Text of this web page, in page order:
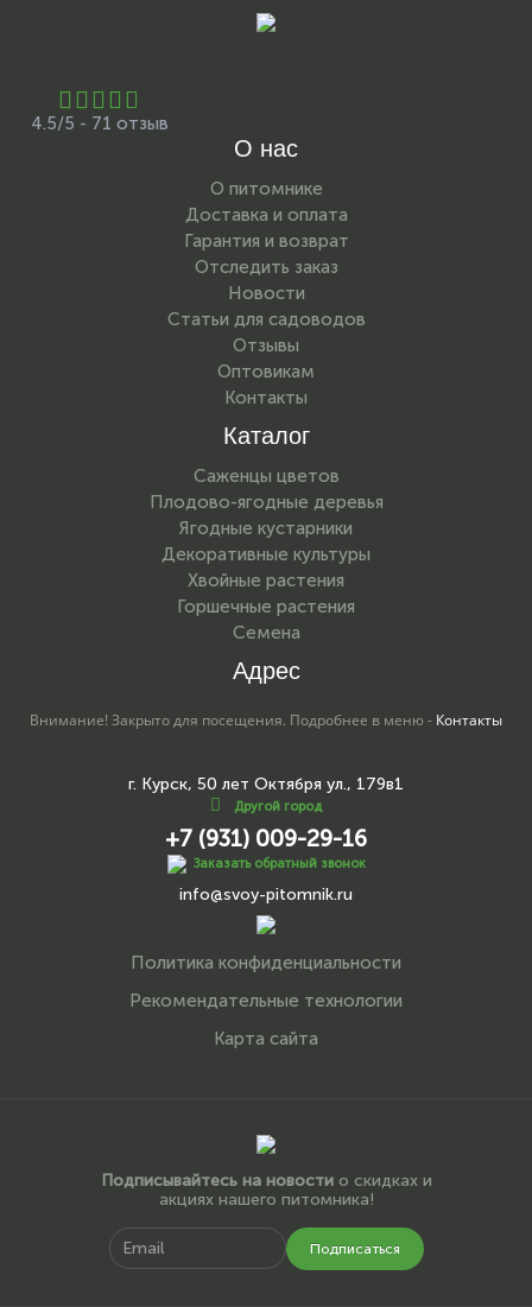
4.5/5 - 71 отзыв
О нас
О питомнике
Доставка и оплата
Гарантия и возврат
Отследить заказ
Новости
Статьи для садоводов
Отзывы
Оптовикам
Контакты
Каталог
Саженцы цветов
Плодово-ягодные деревья
Ягодные кустарники
Декоративные культуры
Хвойные растения
Горшечные растения
Семена
Адрес
Внимание! Закрыто для посещения. Подробнее в меню - Контакты
г. Курск, 50 лет Октября ул., 179в1
Другой город
+7 (931) 009-29-16
Заказать обратный звонок
info@svoy-pitomnik.ru
Политика конфиденциальности
Рекомендательные технологии
Карта сайта
Подписывайтесь на новостио скидках и
акциях нашего питомника!
Подписаться